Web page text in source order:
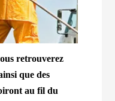
retrouverez
que des
au fil du